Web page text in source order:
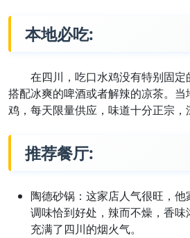
本地必吃:
在四川，吃口水鸡没有特别固
搭配冰爽的啤酒或者解辣的凉茶。
鸡，每天限量供应，味道十分正宗，
推荐餐厅:
陶德砂锅：这家店人气很旺，他
调味恰到好处，辣而不燥，香味
充满了四川的烟火气。